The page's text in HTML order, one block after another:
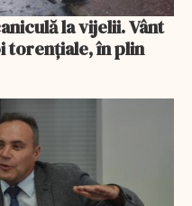
la vijelii. Vânt
torențiale, în plin